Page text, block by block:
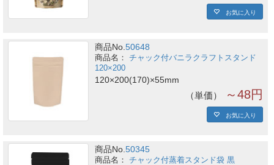
お気に入り
商品No.50648
チャック付バニラクラフトスタンド
120×200
120×200(170)×55mm
単価 ～48円
お気に入り
商品No.50345
チャック付蒸着スタンド袋 黒